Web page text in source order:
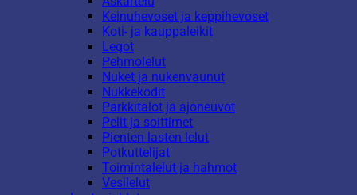
Keinuhevoset ja keppihevoset
Koti- ja kauppaleikit
Legot
Pehmolelut
Nuket ja nukenvaunut
Nukkekodit
Parkkitalot ja ajoneuvot
Pelit ja soittimet
Pienten lasten lelut
Potkuttelijat
Toimintalelut ja hahmot
Vesilelut